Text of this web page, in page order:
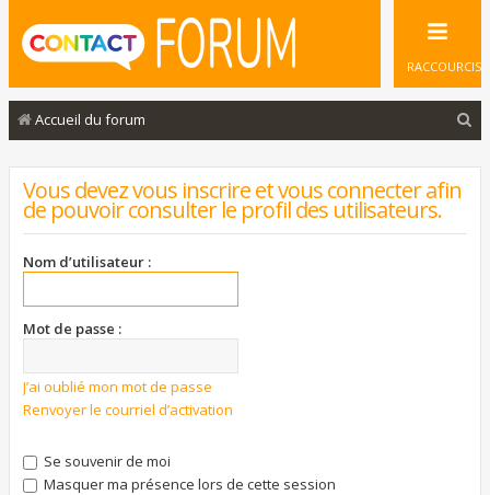
RACCOURCIS
Accueil du forum
Vous devez vous inscrire et vous connecter afin
de pouvoir consulter le profil des utilisateurs.
Nom d’utilisateur :
Mot de passe :
J’ai oublié mon mot de passe
Renvoyer le courriel d’activation
Se souvenir de moi
Masquer ma présence lors de cette session